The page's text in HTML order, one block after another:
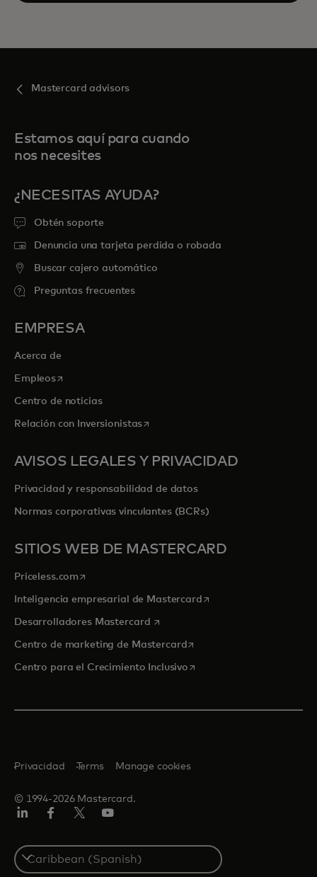
Mastercard advisors
Estamos aquí para cuando
nos necesites
¿NECESITAS AYUDA?
Obtén soporte
Denuncia una tarjeta perdida o robada
Buscar cajero automático
Preguntas frecuentes
EMPRESA
Acerca de
Empleosse abre en una pestaña nueva
Centro de noticias
Relación con Inversionistasse abre en una pestaña nueva
AVISOS LEGALES Y PRIVACIDAD
Privacidad y responsabilidad de datos
Normas corporativas vinculantes (BCRs)
SITIOS WEB DE MASTERCARD
Priceless.com se abre en una pestaña nueva
Inteligencia empresarial de Mastercardse abre en una pestaña
Desarrolladores Mastercard se abre en una pestaña nueva
Centro de marketing de Mastercardse abre en una pestaña
Centro para el Crecimiento Inclusivose abre en una pestaña
© 1994-2026 Mastercard.
Privacidad Terms Manage cookies
Select
a
country